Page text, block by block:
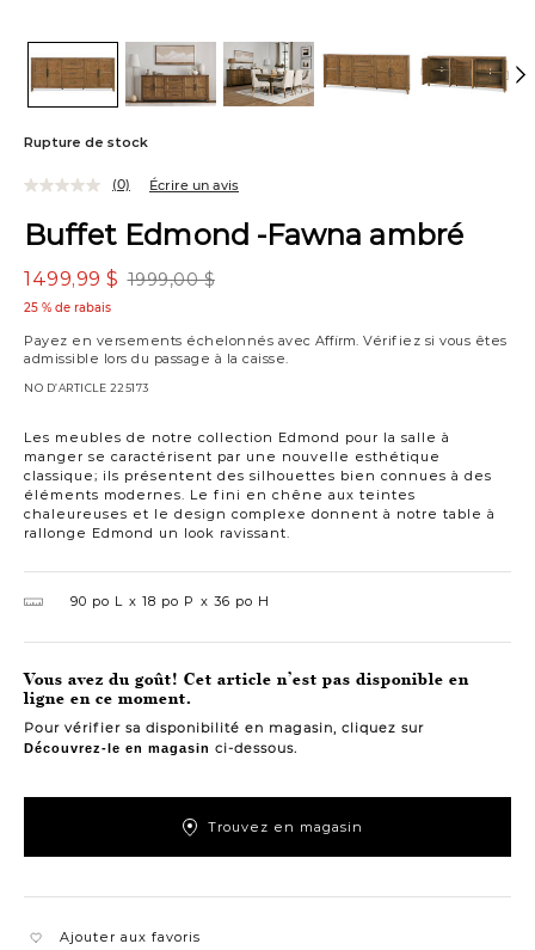
Rupture de stock
Buffet Edmond -Fawna ambré
1999,00 $
1499,99 $
25 % de rabais
Payez en versements échelonnés avec Affirm. Vérifiez si vous êtes
admissible lors du passage à la caisse.
NO D’ARTICLE 225173
Les meubles de notre collection Edmond pour la salle à
manger se caractérisent par une nouvelle esthétique
classique; ils présentent des silhouettes bien connues à des
éléments modernes. Le fini en chêne aux teintes
chaleureuses et le design complexe donnent à notre table à
rallonge Edmond un look ravissant.
(0) Écrire un avis
90 po L 18 po P 36 po H
Vous avez du goût! Cet article n’est pas disponible en
ligne en ce moment.
Pour vérifier sa disponibilité en magasin, cliquez sur
Découvrez-le en magasin ci-dessous.
Trouvez en magasin
Ajouter aux favoris